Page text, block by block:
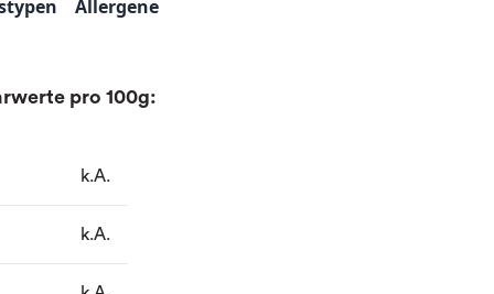
Allergene
pro 100g:
k.A.
k.A.